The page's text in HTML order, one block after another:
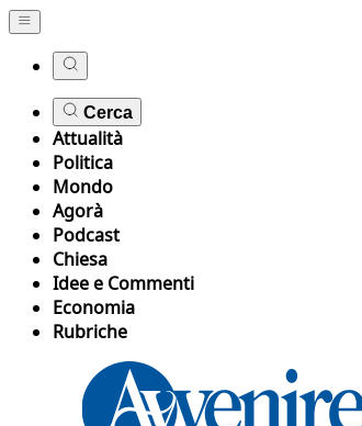
Cerca
Attualità
Politica
Mondo
Agorà
Podcast
Chiesa
Idee e Commenti
Economia
Rubriche